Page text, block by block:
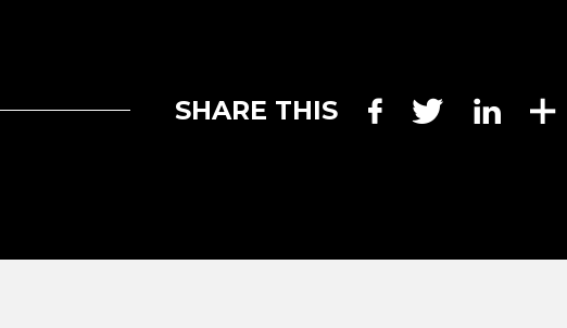
SHARE THIS